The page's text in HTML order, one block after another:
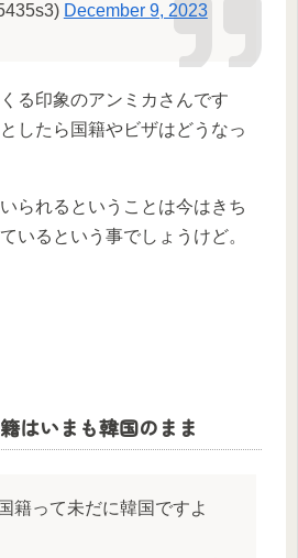
December 9, 2023
る印象のアンミカさんです
したら国籍やビザはどうなっ
られるということは今はきち
いるという事でしょうけど。
はいまも韓国のまま
籍って未だに韓国ですよ